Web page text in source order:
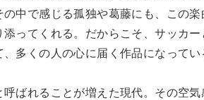
の中で感じる孤独や葛藤にも、この楽
添ってくれる。だからこそ、サッカー
、多くの人の心に届く作品になって
呼ばれることが増えた現代。その空気